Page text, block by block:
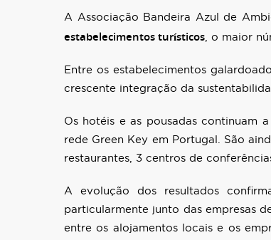
A Associação Bandeira Azul de
estabelecimentos turísticos , o maior
Entre os estabelecimentos
crescente integração da
Os hotéis e as pousadas continuam
rede Green Key em Portugal. São
restaurantes, 3 centros de
A evolução dos resultados
particularmente junto das empresas
entre os alojamentos locais e os